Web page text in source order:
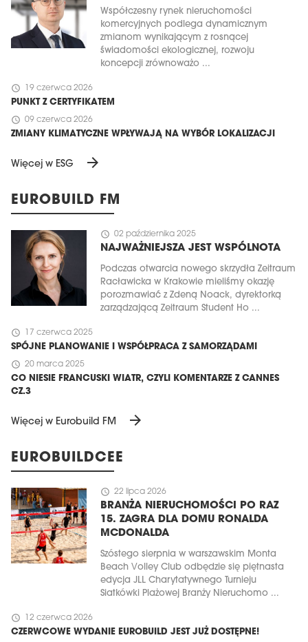
Współczesny rynek nieruchomości
komercyjnych podlega dynamicznym
zmianom wynikającym z rosnącej
świadomości ekologicznej, rozwoju
koncepcji zrównoważo ...
schedule 19 czerwca 2026
PUNKT Z CERTYFIKATEM
schedule 09 czerwca 2026
ZMIANY KLIMATYCZNE WPŁYWAJĄ NA WYBÓR LOKALIZACJI
Więcej w ESG arrow_forward
EUROBUILD FM
schedule 02 października 2025
NAJWAŻNIEJSZA JEST WSPÓLNOTA
Podczas otwarcia nowego skrzydła Zeitraum
Racławicka w Krakowie mieliśmy okazję
porozmawiać z Zdeną Noack, dyrektorką
zarządzającą Zeitraum Student Ho ...
schedule 17 czerwca 2025
SPÓJNE PLANOWANIE I WSPÓŁPRACA Z SAMORZĄDAMI
schedule 20 marca 2025
CO NIESIE FRANCUSKI WIATR, CZYLI KOMENTARZE Z CANNES
CZ.3
Więcej w Eurobuild FM arrow_forward
EUROBUILDCEE
schedule 22 lipca 2026
BRANŻA NIERUCHOMOŚCI PO RAZ
15. ZAGRA DLA DOMU RONALDA
MCDONALDA
Szóstego sierpnia w warszawskim Monta
Beach Volley Club odbędzie się piętnasta
edycja JLL Charytatywnego Turnieju
Siatkówki Plażowej Branży Nieruchomo ...
schedule 12 czerwca 2026
CZERWCOWE WYDANIE EUROBUILD JEST JUŻ DOSTĘPNE!